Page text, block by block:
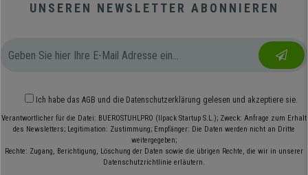
UNSEREN NEWSLETTER ABONNIEREN
Ich habe das AGB und die Datenschutzerklärung gelesen und akzeptiere sie.
Verantwortlicher für die Datei: BUEROSTUHLPRO (Ilpack Startup S.L.); Zweck: Anfrage zum Erhalt
des Newsletters; Legitimation: Zustimmung; Empfänger: Die Daten werden nicht an Dritte
weitergegeben;
Rechte: Zugang, Berichtigung, Löschung der Daten sowie die übrigen Rechte, die wir in unserer
Datenschutzrichtlinie erläutern.